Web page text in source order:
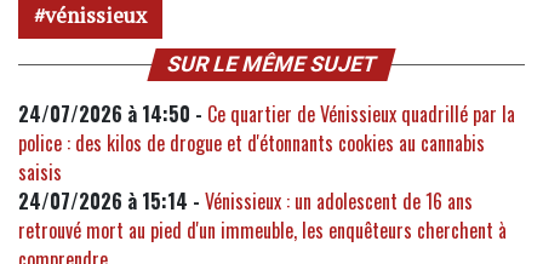
vénissieux
SUR LE MÊME SUJET
24/07/2026 à 14:50 - Ce quartier de Vénissieux quadrillé par la
police : des kilos de drogue et d'étonnants cookies au cannabis
saisis
24/07/2026 à 15:14 - Vénissieux : un adolescent de 16 ans
retrouvé mort au pied d'un immeuble, les enquêteurs cherchent à